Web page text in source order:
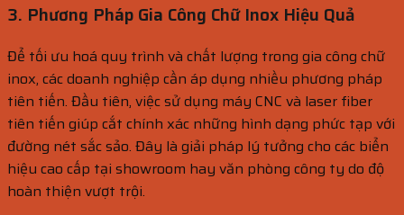
3. Phương Pháp Gia Công Chữ Inox Hiệu Quả
Để tối ưu hoá quy trình và chất lượng trong gia công chữ
inox, các doanh nghiệp cần áp dụng nhiều phương pháp
tiên tiến. Đầu tiên, việc sử dụng máy CNC và laser fiber
tiên tiến giúp cắt chính xác những hình dạng phức tạp với
đường nét sắc sảo. Đây là giải pháp lý tưởng cho các biển
hiệu cao cấp tại showroom hay văn phòng công ty do độ
hoàn thiện vượt trội.